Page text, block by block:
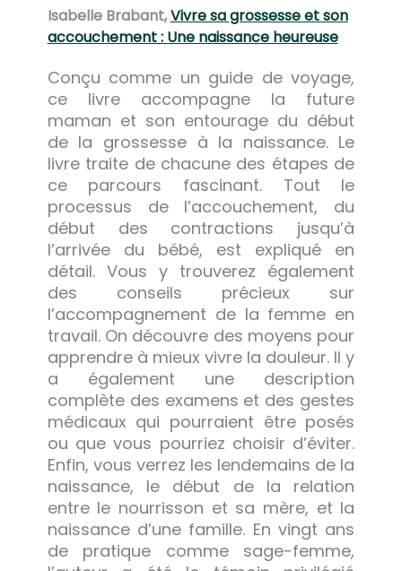
Isabelle Brabant,Vivre sa grossesse et son
accouchement : Une naissance heureuse
Conçu comme un guide de voyage,
ce livre accompagne la future
maman et son entourage du début
de la grossesse à la naissance. Le
livre traite de chacune des étapes de
ce parcours fascinant. Tout le
processus de l’accouchement, du
début des contractions jusqu’à
l’arrivée du bébé, est expliqué en
détail. Vous y trouverez également
des conseils précieux sur
l’accompagnement de la femme en
travail. On découvre des moyens pour
apprendre à mieux vivre la douleur. Il y
a également une description
complète des examens et des gestes
médicaux qui pourraient être posés
ou que vous pourriez choisir d’éviter.
Enfin, vous verrez les lendemains de la
naissance, le début de la relation
entre le nourrisson et sa mère, et la
naissance d’une famille. En vingt ans
de pratique comme sage-femme,